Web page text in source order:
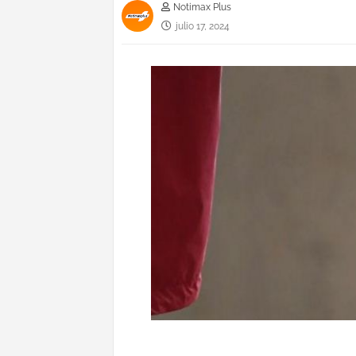
Notimax Plus
julio 17, 2024